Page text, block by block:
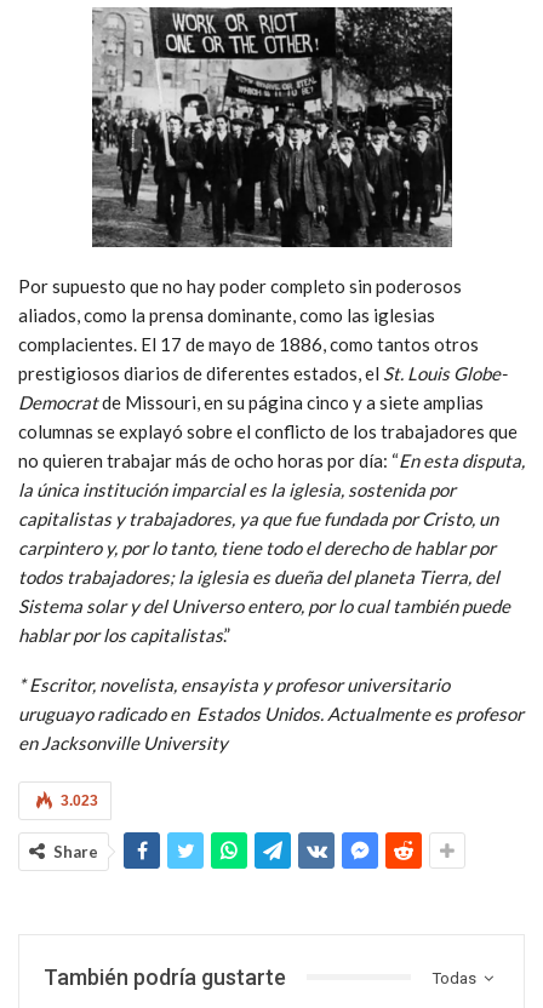
Por supuesto que no hay poder completo sin poderosos
aliados, como la prensa dominante, como las iglesias
complacientes. El 17 de mayo de 1886, como tantos otros
prestigiosos diarios de diferentes estados, el St. Louis Globe-
Democratde Missouri, en su página cinco y a siete amplias
columnas se explayó sobre el conflicto de los trabajadores que
no quieren trabajar más de ocho horas por día: “En esta disputa,
la única institución imparcial es la iglesia, sostenida por
capitalistas y trabajadores, ya que fue fundada por Cristo, un
carpintero y, por lo tanto, tiene todo el derecho de hablar por
todos trabajadores; la iglesia es dueña del planeta Tierra, del
Sistema solar y del Universo entero, por lo cual también puede
hablar por los capitalistas.”
* Escritor, novelista, ensayista y profesor universitario
uruguayo radicado en Estados Unidos. Actualmente esprofesor
en Jacksonville University
3.023
Share
Todas
También podría gustarte